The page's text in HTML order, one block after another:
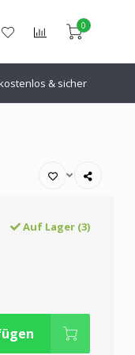
0
& sicher
Auf Lager (3)